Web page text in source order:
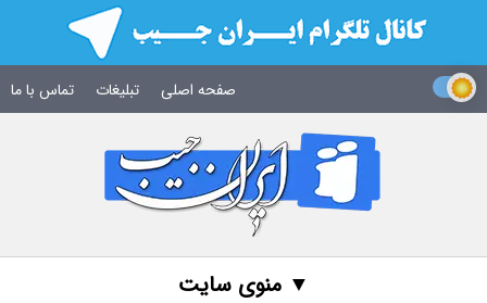
صفحه اصلی تبلیغات تماس با ما
▼ منوی سایت